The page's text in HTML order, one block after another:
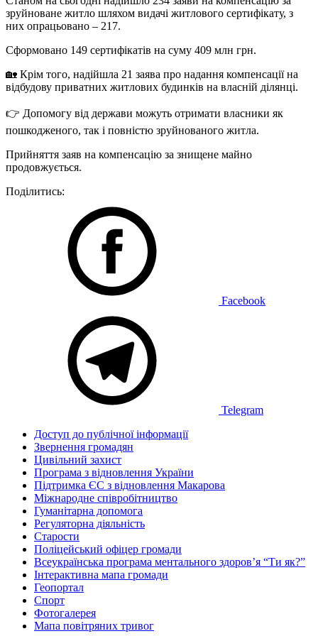
зруйноване житло шляхом видачі житлового сертифікату, з
них опрацьовано – 217.
Сформовано 149 сертифікатів на суму 409 млн грн.
🏡 Крім того, надійшла 21 заява про надання компенсації на
відбудову приватних житлових будинків на власній ділянці.
👉 Допомогу від держави можуть отримати власники як
пошкодженого, так і повністю зруйнованого житла.
Прийняття заяв на компенсацію за знищене майно
продовжується.
Поділитись:
Facebook
Telegram
Доступ до публічної інформації
Звернення громадян
Цивільний захист
Програма з відновлення України
Підтримка ЄС з відновлення Макарова
Міжнародне співробітництво
Гуманітарна допомога
Регуляторна діяльність
Старости
Поліцейський офіцер громади
Всеукраїнська програма ментального здоров’я “Ти як?”
Інтерактивна мапа громади
Геопортал
Спорт
Фотогалерея
Мапа повітряних тривог